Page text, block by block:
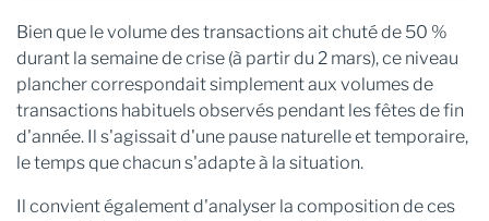
Bien que le volume des transactions ait chuté de 50 %
durant la semaine de crise (à partir du 2 mars), ce niveau
plancher correspondait simplement aux volumes de
transactions habituels observés pendant les fêtes de fin
d'année. Il s'agissait d'une pause naturelle et temporaire,
le temps que chacun s'adapte à la situation.
Il convient également d'analyser la composition de ces